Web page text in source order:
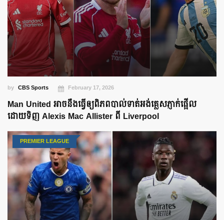
by CBS Sports February 17, 2026
Man United អាចនឹងធ្វើឲ្យពិភពបាល់ទាត់អង់គ្លេសភ្ញាក់ផ្អើល​
ដោយទិញ Alexis Mac Allister​ ពី Liverpool
PREMIER LEAGUE